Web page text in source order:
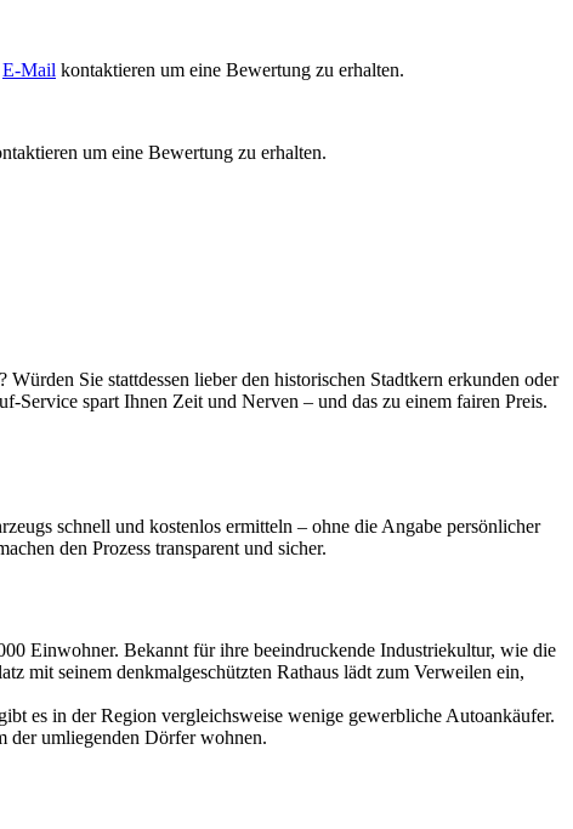
E-Mail kontaktieren um eine Bewertung zu erhalten.
um eine Bewertung zu erhalten.
Sie stattdessen lieber den historischen Stadtkern erkunden oder
Service spart Ihnen Zeit und Nerven – und das zu einem fairen Preis.
schnell und kostenlos ermitteln – ohne die Angabe persönlicher
den Prozess transparent und sicher.
Einwohner. Bekannt für ihre beeindruckende Industriekultur, wie die
mit seinem denkmalgeschützten Rathaus lädt zum Verweilen ein,
es in der Region vergleichsweise wenige gewerbliche Autoankäufer.
der umliegenden Dörfer wohnen.